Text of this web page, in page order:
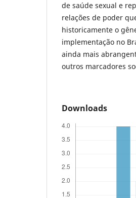
de saúde sexual e
relações de poder
historicamente o
implementação no
ainda mais
outros marcadores
Downloads